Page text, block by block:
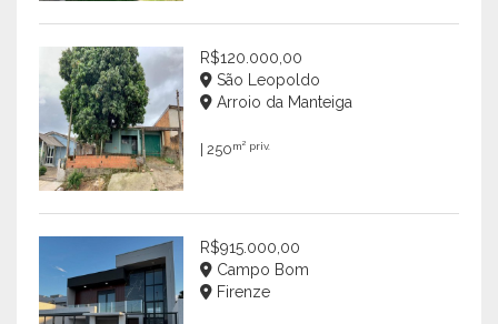
R$120.000,00
São Leopoldo
Arroio da Manteiga
| 250m² priv.
R$915.000,00
Campo Bom
Firenze